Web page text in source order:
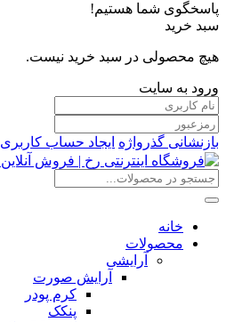
پاسخگوی شما هستیم!
سبد خرید
هیچ محصولی در سبد خرید نیست.
ورود به سایت
بازنشانی گذرواژه ایجاد حساب کاربری
خانه
محصولات
آرایشی
آرایش صورت
کرم پودر
پنکک